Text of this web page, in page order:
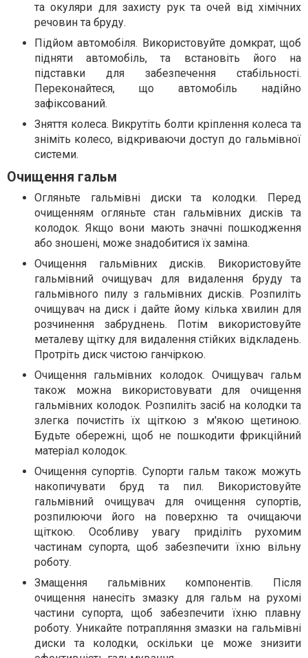
та окуляри для захисту рук та очей від хімічних
речовин та бруду.
Підйом автомобіля. Використовуйте домкрат, щоб
підняти автомобіль, та встановіть його на
підставки для забезпечення стабільності.
Переконайтеся, що автомобіль надійно
зафіксований.
Зняття колеса. Викрутіть болти кріплення колеса та
зніміть колесо, відкриваючи доступ до гальмівної
системи.
Очищення гальм
Огляньте гальмівні диски та колодки. Перед
очищенням огляньте стан гальмівних дисків та
колодок. Якщо вони мають значні пошкодження
або зношені, може знадобитися їх заміна.
Очищення гальмівних дисків. Використовуйте
гальмівний очищувач для видалення бруду та
гальмівного пилу з гальмівних дисків. Розпиліть
очищувач на диск і дайте йому кілька хвилин для
розчинення забруднень. Потім використовуйте
металеву щітку для видалення стійких відкладень.
Протріть диск чистою ганчіркою.
Очищення гальмівних колодок. Очищувач гальм
також можна використовувати для очищення
гальмівних колодок. Розпиліть засіб на колодки та
злегка почистіть їх щіткою з м'якою щетиною.
Будьте обережні, щоб не пошкодити фрикційний
матеріал колодок.
Очищення супортів. Супорти гальм також можуть
накопичувати бруд та пил. Використовуйте
гальмівний очищувач для очищення супортів,
розпилюючи його на поверхню та очищаючи
щіткою. Особливу увагу приділіть рухомим
частинам супорта, щоб забезпечити їхню вільну
роботу.
Змащення гальмівних компонентів. Після
очищення нанесіть змазку для гальм на рухомі
частини супорта, щоб забезпечити їхню плавну
роботу. Уникайте потрапляння змазки на гальмівні
диски та колодки, оскільки це може знизити